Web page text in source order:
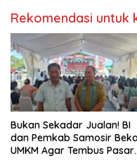
Rekomendasi untuk
Bukan Sekadar Jualan! BI
dan Pemkab Samosir
UMKM Agar Tembus Pasar